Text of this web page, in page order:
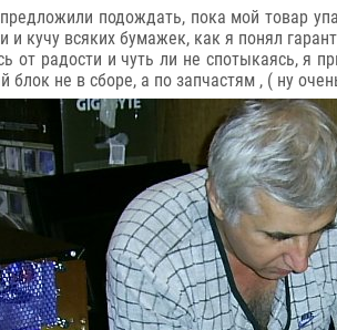
подождать, пока мой товар
и кучу всяких бумажек, как я понял
от радости и чуть ли не спотыкаясь, я
не в сборе, а по запчастям , ( ну